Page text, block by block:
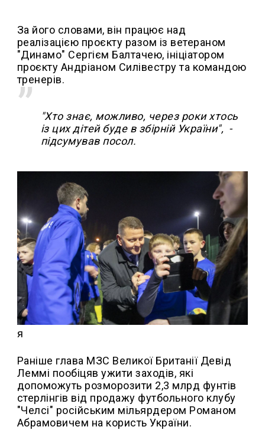
За його словами, він працює над
реалізацією проєкту разом із ветераном
"Динамо" Сергієм Балтачею, ініціатором
проєкту Андріаном Силівестру та командою
тренерів.
"Хто знає, можливо, через роки хтось
із цих дітей буде в збірній України", -
підсумував посол.
я
Раніше глава МЗС Великої Британії Девід
Леммі пообіцяв ужити заходів, які
допоможуть розморозити 2,3 млрд фунтів
стерлінгів від продажу футбольного клубу
"Челсі" російським мільярдером Романом
Абрамовичем на користь України.